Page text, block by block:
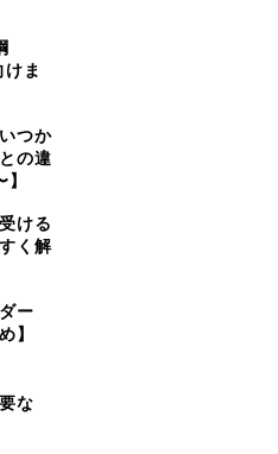
ま
つか
の違
ける
く解
ー
】
な